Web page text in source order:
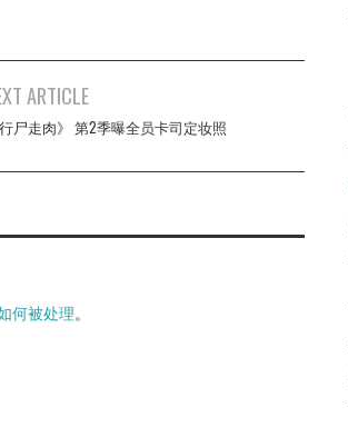
ARTICLE
行尸走肉》 第2季曝全员卡司定妆照
何被处理。